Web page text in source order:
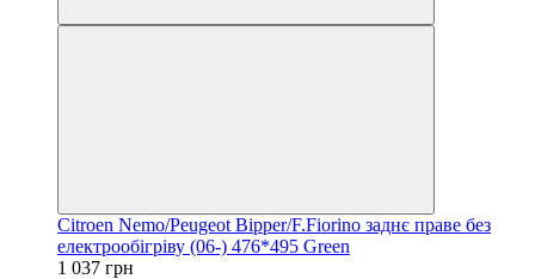
Citroen Nemo/Peugeot Bipper/F.Fiorino заднє праве без
електрообігріву (06-) 476*495 Green
1 037 грн